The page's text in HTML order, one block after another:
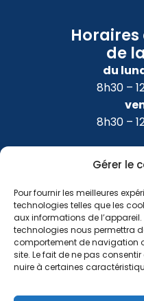
Gérer le
Pour fournir les meilleures
technologies telles que les
aux informations de
technologies nous permettra
comportement de navigation
site. Le fait de ne pas
nuire à certaines
Horaires
de
du
8h30 –
8h30 –